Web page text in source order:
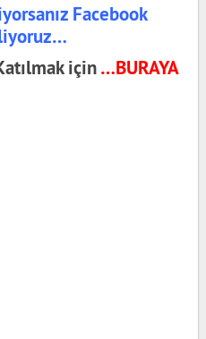
Facebook
için…BURAYA